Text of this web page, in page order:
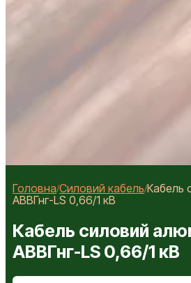
Головна/Силовий кабель/Кабель
АВВГнг-LS 0,66/1 кВ
Кабель силовий
АВВГнг-LS 0,66/1 кВ